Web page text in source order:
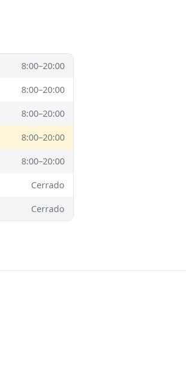
8:00–20:00
8:00–20:00
8:00–20:00
8:00–20:00
8:00–20:00
Cerrado
Cerrado